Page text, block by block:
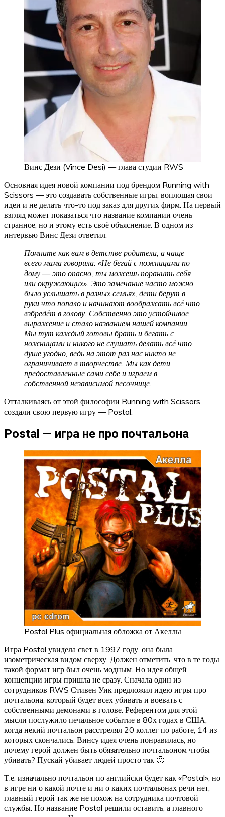
Винс Дези (Vince Desi) — глава студии RWS
Основная идея новой компании под брендом Running with
Scissors — это создавать собственные игры, воплощая свои
идеи и не делать что-то под заказ для других фирм. На первый
взгляд может показаться что название компании очень
странное, но и этому есть своё объяснение. В одном из
интервью Винс Дези ответил:
Помните как вам в детстве родители, а чаще
всего мама говорила: «Не бегай с ножницами по
дому — это опасно, ты можешь поранить себя
или окружающих». Это замечание часто можно
было услышать в разных семьях, дети берут в
руки что попало и начинают воображать всё что
взбредёт в голову. Собственно это устойчивое
выражение и стало названием нашей компании.
Мы тут каждый готовы брать и бегать с
ножницами и никого не слушать делать всё что
душе угодно, ведь на этот раз нас никто не
ограничивает в творчестве. Мы как дети
предоставленные сами себе и играем в
собственной независимой песочнице.
Отталкиваясь от этой философии Running with Scissors
создали свою первую игру — Postal.
Postal — игра не про почтальона
Postal Plus официальная обложка от Акеллы
Игра Postal увидела свет в 1997 году, она была
изометрическая видом сверху. Должен отметить, что в те годы
такой формат игр был очень модным. Но идея общей
концепции игры пришла не сразу. Сначала один из
сотрудников RWS Стивен Уик предложил идею игры про
почтальона, который будет всех убивать и воевать с
собственными демонами в голове. Референтом для этой
мысли послужило печальное событие в 80х годах в США,
когда некий почтальон расстрелял 20 коллег по работе, 14 из
которых скончались. Винсу идея очень понравилась, но
почему герой должен быть обязательно почтальоном чтобы
убивать? Пускай убивает людей просто так 🙂
Т.е. изначально почтальон по английски будет как «Postal», но
в игре ни о какой почте и ни о каких почтальонах речи нет,
главный герой так же не похож на сотрудника почтовой
службы. Но название Postal решили оставить, а главного